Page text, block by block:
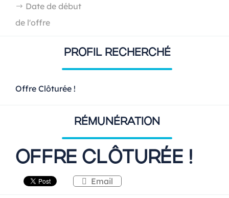
Date de début
de l'offre
PROFIL RECHERCHÉ
Offre Clôturée !
RÉMUNÉRATION
OFFRE CLÔTURÉE !
Email